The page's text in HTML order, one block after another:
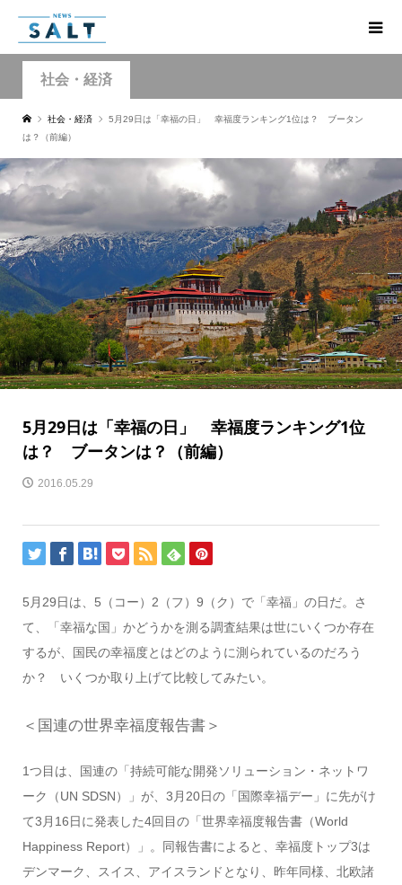
社会・経済
社会・経済
5月29日は「幸福の日」 幸福度ランキング1位は？ ブータン
は？（前編）
5月29日は「幸福の日」 幸福度ランキング1位
は？ ブータンは？（前編）
2016.05.29
5月29日は、5（コー）2（フ）9（ク）で「幸福」の日だ。さ
て、「幸福な国」かどうかを測る調査結果は世にいくつか存在
するが、国民の幸福度とはどのように測られているのだろう
か？ いくつか取り上げて比較してみたい。
＜国連の世界幸福度報告書＞
1つ目は、国連の「持続可能な開発ソリューション・ネットワ
ーク（UN SDSN）」が、3月20日の「国際幸福デー」に先がけ
て3月16日に発表した4回目の「世界幸福度報告書（World
Happiness Report）」。同報告書によると、幸福度トップ3は
デンマーク、スイス、アイスランドとなり、昨年同様、北欧諸